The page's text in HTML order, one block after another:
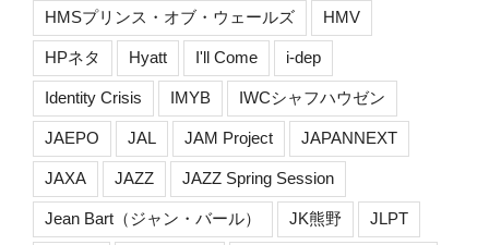
HMSプリンス・オブ・ウェールズ HMV
HPネタ Hyatt I'll Come i-dep
Identity Crisis IMYB IWCシャフハウゼン
JAEPO JAL JAM Project JAPANNEXT
JAXA JAZZ JAZZ Spring Session
Jean Bart（ジャン・バール） JK熊野 JLPT